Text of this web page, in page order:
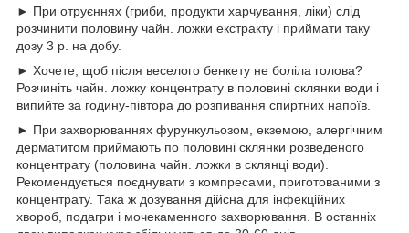
► При отруєннях (гриби, продукти харчування, ліки) слід
розчинити половину чайн. ложки екстракту і приймати таку
дозу 3 р. на добу.
► Хочете, щоб після веселого бенкету не боліла голова?
Розчиніть чайн. ложку концентрату в половині склянки води і
випийте за годину-півтора до розпивання спиртних напоїв.
► При захворюваннях фурункульозом, екземою, алергічним
дерматитом приймають по половині склянки розведеного
концентрату (половина чайн. ложки в склянці води).
Рекомендується поєднувати з компресами, приготованими з
концентрату. Така ж дозування дійсна для інфекційних
хвороб, подагри і мочекаменного захворювання. В останніх